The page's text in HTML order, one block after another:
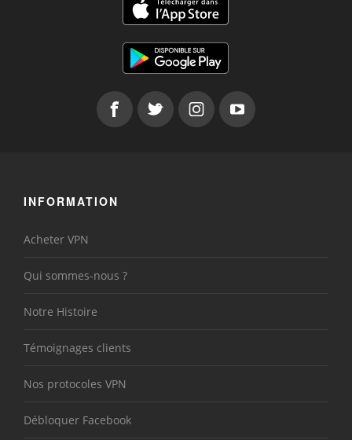
INFORMATION
Acheter VPN
Qui sommes-nous ?
Notre Histoire
Témoignages clients
Nos protocoles VPN
Débloquer Facebook